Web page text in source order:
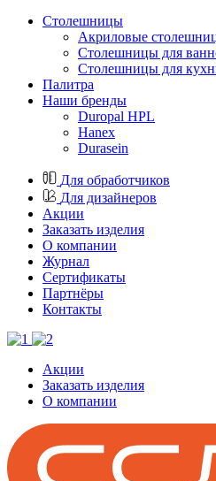
Столешницы
Акриловые
Столешницы для
Столешницы для
Палитра
Наши бренды
Duropal HPL
Hanex
Durasein
Для обработчиков
Для дизайнеров
Акции
Заказать изделия
О компании
Журнал
Cертификаты
Партнёры
Контакты
Акции
Заказать изделия
О компании